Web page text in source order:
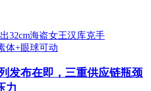
发布在即，三重供应链瓶颈
力